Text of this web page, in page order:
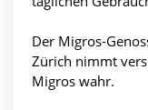
Der Migros-
Zürich nimmt
Migros wahr.